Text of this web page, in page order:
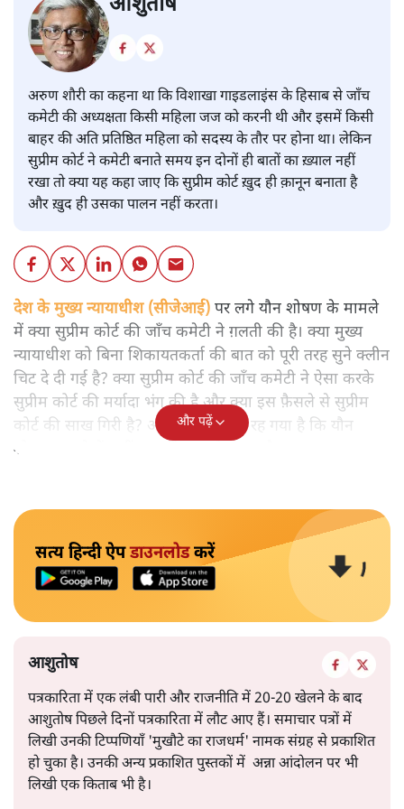
आशुतोष
अरुण शौरी का कहना था कि विशाखा गाइडलाइंस के हिसाब से जाँच
कमेटी की अध्यक्षता किसी महिला जज को करनी थी और इसमें किसी
बाहर की अति प्रतिष्ठित महिला को सदस्य के तौर पर होना था। लेकिन
सुप्रीम कोर्ट ने कमेटी बनाते समय इन दोनों ही बातों का ख़्याल नहीं
रखा तो क्या यह कहा जाए कि सुप्रीम कोर्ट ख़ुद ही क़ानून बनाता है
और ख़ुद ही उसका पालन नहीं करता।
देश के मुख्य न्यायाधीश (सीजेआई) पर लगे यौन शोषण के मामले
में क्या सुप्रीम कोर्ट की जाँच कमेटी ने ग़लती की है। क्या मुख्य
न्यायाधीश को बिना शिकायतकर्ता की बात को पूरी तरह सुने क्लीन
चिट दे दी गई है? क्या सुप्रीम कोर्ट की जाँच कमेटी ने ऐसा करके
सुप्रीम कोर्ट की मर्यादा भंग की है और क्या इस फ़ैसले से सुप्रीम
कोर्ट की साख गिरी है? और यह शक बना रह गया है कि यौन
शोषण मामले में कहीं न कहीं कुछ तो गड़बड़ है।
और पढ़ें
सत्य हिन्दी ऐपडाउनलोडकरें
आशुतोष
पत्रकारिता में एक लंबी पारी और राजनीति में 20-20 खेलने के बाद
आशुतोष पिछले दिनों पत्रकारिता में लौट आए हैं। समाचार पत्रों में
लिखी उनकी टिप्पणियाँ 'मुखौटे का राजधर्म' नामक संग्रह से प्रकाशित
हो चुका है। उनकी अन्य प्रकाशित पुस्तकों में अन्ना आंदोलन पर भी
लिखी एक किताब भी है।